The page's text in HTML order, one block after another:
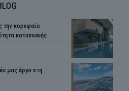
την κορυφαία
κατασκευής
μας έργο στη